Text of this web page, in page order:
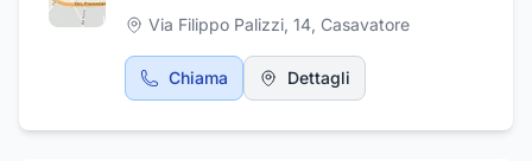
Via Filippo Palizzi, 14, Casavatore
Chiama Dettagli